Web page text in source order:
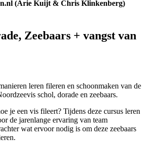
(Arie Kuijt & Chris Klinkenberg)
Zeebaars + vangst van
leren fileren en schoonmaken van de
schol, dorade en zeebaars.
je een vis fileert? Tijdens deze cursus leren
de jarenlange ervaring van team
wat ervoor nodig is om deze zeebaars